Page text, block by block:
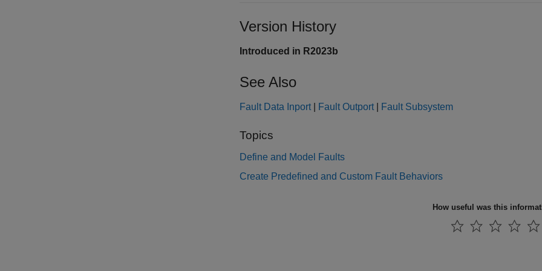
Version History
Introduced in R2023b
See Also
Fault Data Inport Fault Outport Fault Subsystem
Topics
Define and Model Faults
Create Predefined and Custom Fault Behaviors
How useful was this